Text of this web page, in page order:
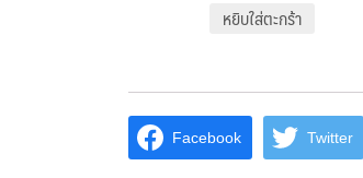
หยิบใส่ตะกร้า
Facebook Twitter